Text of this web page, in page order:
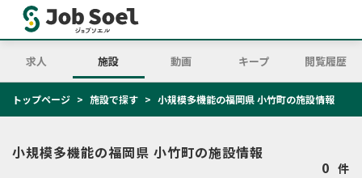
求人 施設 動画 キープ 閲覧履歴
トップページ 施設で探す 小規模多機能の福岡県 小竹町の施設情報
小規模多機能の福岡県 小竹町の施設情報
0 件